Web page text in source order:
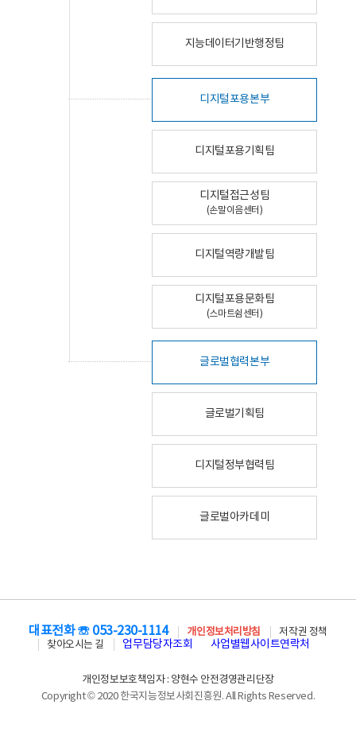
지능데이터기반행정팀
디지털포용본부
디지털포용기획팀
디지털접근성팀
(손말이음센터)
디지털역량개발팀
디지털포용문화팀
(스마트쉼센터)
글로벌협력본부
글로벌기획팀
디지털정부협력팀
글로벌아카데미
대표전화 ☏ 053-230-1114 개인정보처리방침
저작권 정책
찾아오시는 길
업무담당자조회 사업별웹사이트연락처
개인정보보호책임자 : 양현수 안전경영관리단장
Copyright © 2020 한국지능정보사회진흥원. All Rights Reserved.